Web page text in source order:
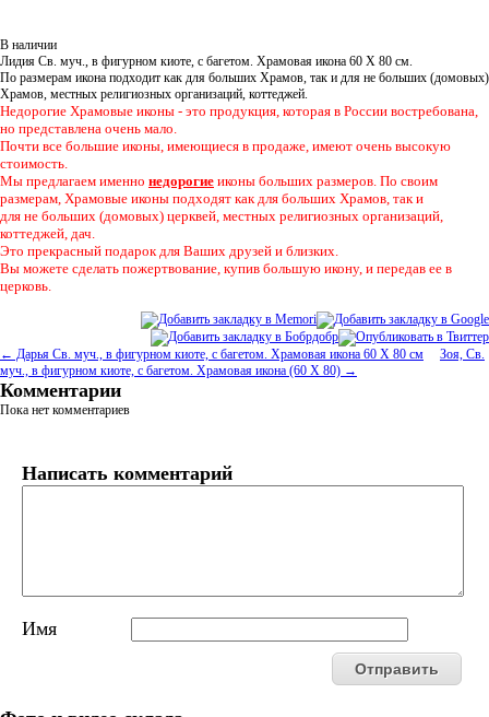
В наличии
Лидия Св. муч., в фигурном киоте, с багетом. Храмовая икона 60 Х 80 см.
По размерам икона подходит как для больших Храмов, так и для не больших (домовых)
Храмов, местных религиозных организаций, коттеджей.
Недорогие Храмовые иконы - это продукция, которая в России востребована,
но представлена очень мало.
Почти все большие иконы, имеющиеся в продаже, имеют очень высокую
стоимость.
Мы предлагаем именно недорогие иконы больших размеров. По своим
размерам, Храмовые иконы подходят как для больших Храмов, так и
для не больших (домовых) церквей, местных религиозных организаций,
коттеджей, дач.
Это прекрасный подарок для Ваших друзей и близких.
Вы можете сделать пожертвование, купив большую икону, и передав ее в
церковь.
← Дарья Св. муч., в фигурном киоте, с багетом. Храмовая икона 60 Х 80 см
Зоя, Св.
муч., в фигурном киоте, с багетом. Храмовая икона (60 Х 80) →
Комментарии
Пока нет комментариев
Написать комментарий
Имя